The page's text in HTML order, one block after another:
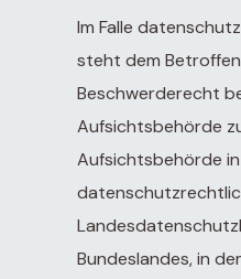
Im Falle
steht dem
Beschwerderecht
Aufsichtsbehörde
Aufsichtsbehörde in
Bundeslandes, in